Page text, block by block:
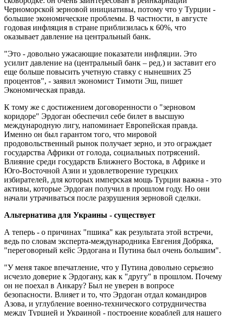
Черноморской зерновой инициативы, потому что у Турции -
большие экономические проблемы. В частности, в августе
годовая инфляция в стране приблизилась к 60%, что
оказывает давление на центральный банк.
"Это - довольно ужасающие показатели инфляции. Это
усилит давление на (центральный банк – ред.) и заставит его
еще больше повысить учетную ставку с нынешних 25
процентов", - заявил экономист Тимоти Эш, пишет
Экономическая правда.
К тому же с достижением договоренности о "зерновом
коридоре" Эрдоган обеспечил себе билет в высшую
международную лигу, напоминает Европейская правда.
Именно он был гарантом того, что мировой
продовольственный рынок получает зерно, и это ограждает
государства Африки от голода, социальных потрясений.
Влияние среди государств Ближнего Востока, в Африке и
Юго-Восточной Азии и удовлетворение турецких
избирателей, для которых имперская мощь Турции важна - это
активы, которые Эрдоган получил в прошлом году. Но они
начали утрачиваться после разрушения зерновой сделки.
Альтернатива для Украины - существует
А теперь - о причинах "пшика" как результата этой встречи,
ведь по словам эксперта-международника Евгения Добряка,
"переговорный кейс Эрдогана и Путина был очень большим".
"У меня такое впечатление, что у Путина довольно серьезно
исчезло доверие к Эрдогану, как к "другу" в прошлом. Почему
он не поехал в Анкару? Был не уверен в вопросе
безопасности. Влияет и то, что Эрдоган отдал командиров
Азова, и углубление военно-технического сотрудничества
между Турцией и Украиной - построение кораблей для нашего